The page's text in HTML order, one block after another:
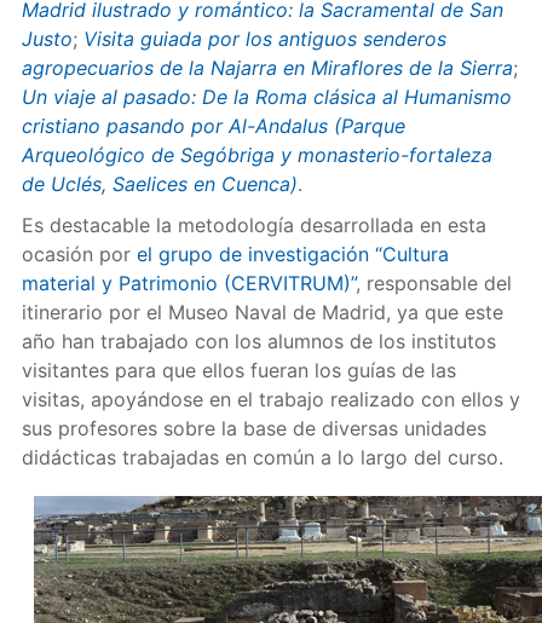
Madrid ilustrado y romántico: la Sacramental de San
Justo; Visita guiada por los antiguos senderos
agropecuarios de la Najarra en Miraflores de la Sierra;
Un viaje al pasado: De la Roma clásica al Humanismo
cristiano pasando por Al-Andalus (Parque
Arqueológico de Segóbriga y monasterio-fortaleza
de Uclés, Saelices en Cuenca).
Es destacable la metodología desarrollada en esta
ocasión por el grupo de investigación “Cultura
material y Patrimonio (CERVITRUM)”, responsable del
itinerario por el Museo Naval de Madrid, ya que este
año han trabajado con los alumnos de los institutos
visitantes para que ellos fueran los guías de las
visitas, apoyándose en el trabajo realizado con ellos y
sus profesores sobre la base de diversas unidades
didácticas trabajadas en común a lo largo del curso.